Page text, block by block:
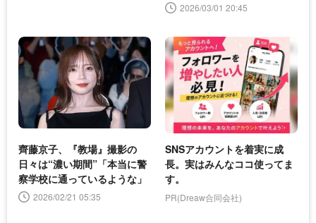
2026/03/01 20:45
齊藤京子、『教場』撮影の
日々は“濃い期間”「本当に警
察学校に通っているような」
2026/02/21 05:35
SNSアカウントを着実に成
長。実はみんなココ使ってま
す。
PR(Dreaw合同会社)